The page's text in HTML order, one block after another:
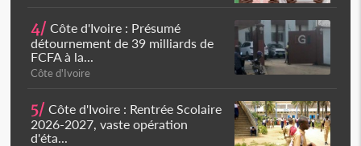
4/ Côte d'Ivoire : Présumé
détournement de 39 milliards de
FCFA à la...
Côte d'Ivoire
5/ Côte d'Ivoire : Rentrée Scolaire
2026-2027, vaste opération
d'éta...